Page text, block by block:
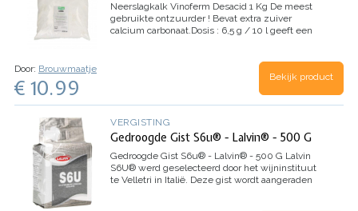
Neerslagkalk Vinoferm Desacid 1 Kg De meest
gebruikte ontzuurder ! Bevat extra zuiver
calcium carbonaat.Dosis : 6,5 g / 10 l geeft een
Door: Brouwmaatje
€ 10.99 Bekijk product
VERGISTING
Gedroogde Gist S6u® - Lalvin® - 500 G
Gedroogde Gist S6u® - Lalvin® - 500 G Lalvin
S6U® werd geselecteerd door het wijninstituut
te Velletri in Italië. Deze gist wordt aangeraden